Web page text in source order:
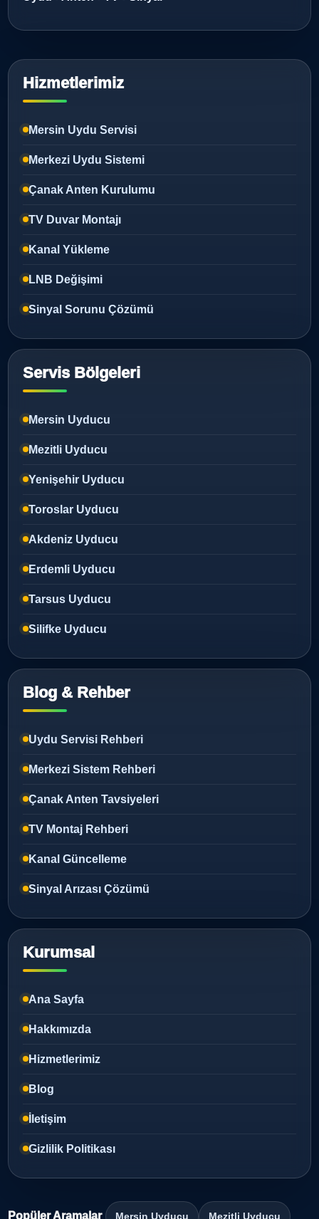
Hizmetlerimiz
Mersin Uydu Servisi
Merkezi Uydu Sistemi
Çanak Anten Kurulumu
TV Duvar Montajı
Kanal Yükleme
LNB Değişimi
Sinyal Sorunu Çözümü
Servis Bölgeleri
Mersin Uyducu
Mezitli Uyducu
Yenişehir Uyducu
Toroslar Uyducu
Akdeniz Uyducu
Erdemli Uyducu
Tarsus Uyducu
Silifke Uyducu
Blog & Rehber
Uydu Servisi Rehberi
Merkezi Sistem Rehberi
Çanak Anten Tavsiyeleri
TV Montaj Rehberi
Kanal Güncelleme
Sinyal Arızası Çözümü
Kurumsal
Ana Sayfa
Hakkımızda
Hizmetlerimiz
Blog
İletişim
Gizlilik Politikası
Popüler Aramalar Mersin Uyducu Mezitli Uyducu